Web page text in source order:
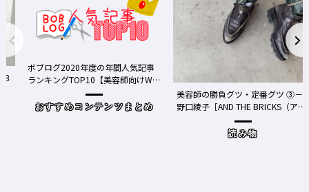
ボブログ2020年度の年間人気記事
ランキングTOP10【美容師向けWe
おすすめコンテンツまとめ
美容師の勝負グツ・定番グツ ③－
野口綾子［AND THE BRICKS（アン
ドザブリックス）／神奈川県鎌倉
読み物